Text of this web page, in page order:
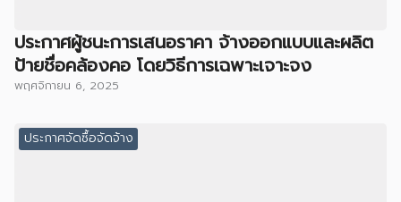
ประกาศผู้ชนะการเสนอราคา จ้างออกแบบและผลิต
ป้ายชื่อคล้องคอ โดยวิธีการเฉพาะเจาะจง
พฤศจิกายน 6, 2025
ประกาศจัดซื้อจัดจ้าง